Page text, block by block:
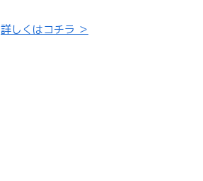
詳しくはコチラ ＞